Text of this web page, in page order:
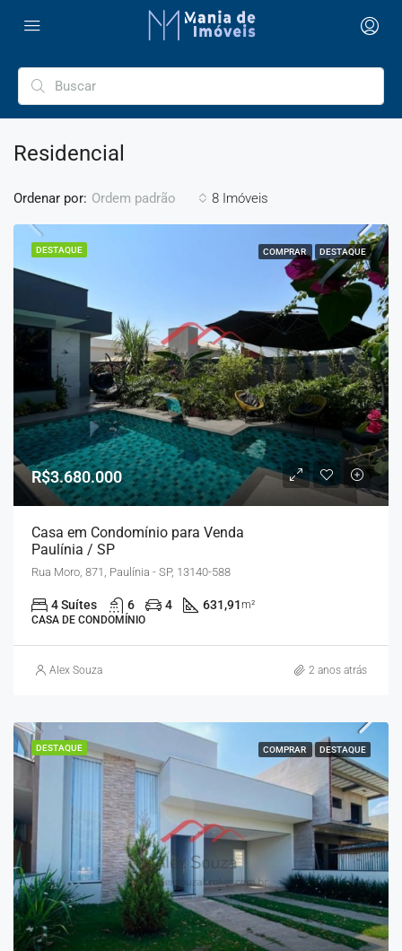
Residencial
8 Imóveis
Ordenar por: Ordem padrão
DESTAQUE COMPRAR DESTAQUE
R$3.680.000
Casa em Condomínio para Venda
Paulínia / SP
Rua Moro, 871, Paulínia - SP, 13140-588
4 Suítes 6 4 631,91m²
CASA DE CONDOMÍNIO
Alex Souza 2 anos atrás
DESTAQUE COMPRAR DESTAQUE